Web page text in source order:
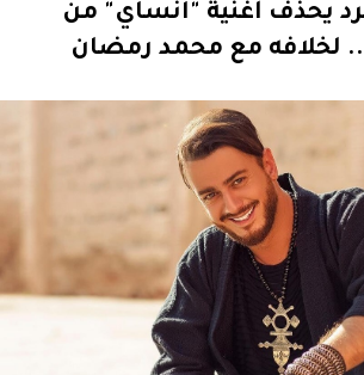
يحذف أغنية "انساي" من
لخلافه مع محمد رمضان